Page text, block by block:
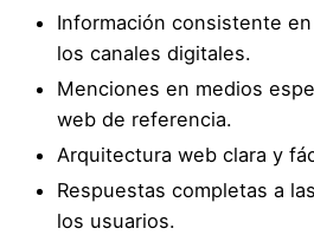
Información consistente
los canales digitales.
Menciones en medios
web de referencia.
Arquitectura web clara y
Respuestas completas a
los usuarios.